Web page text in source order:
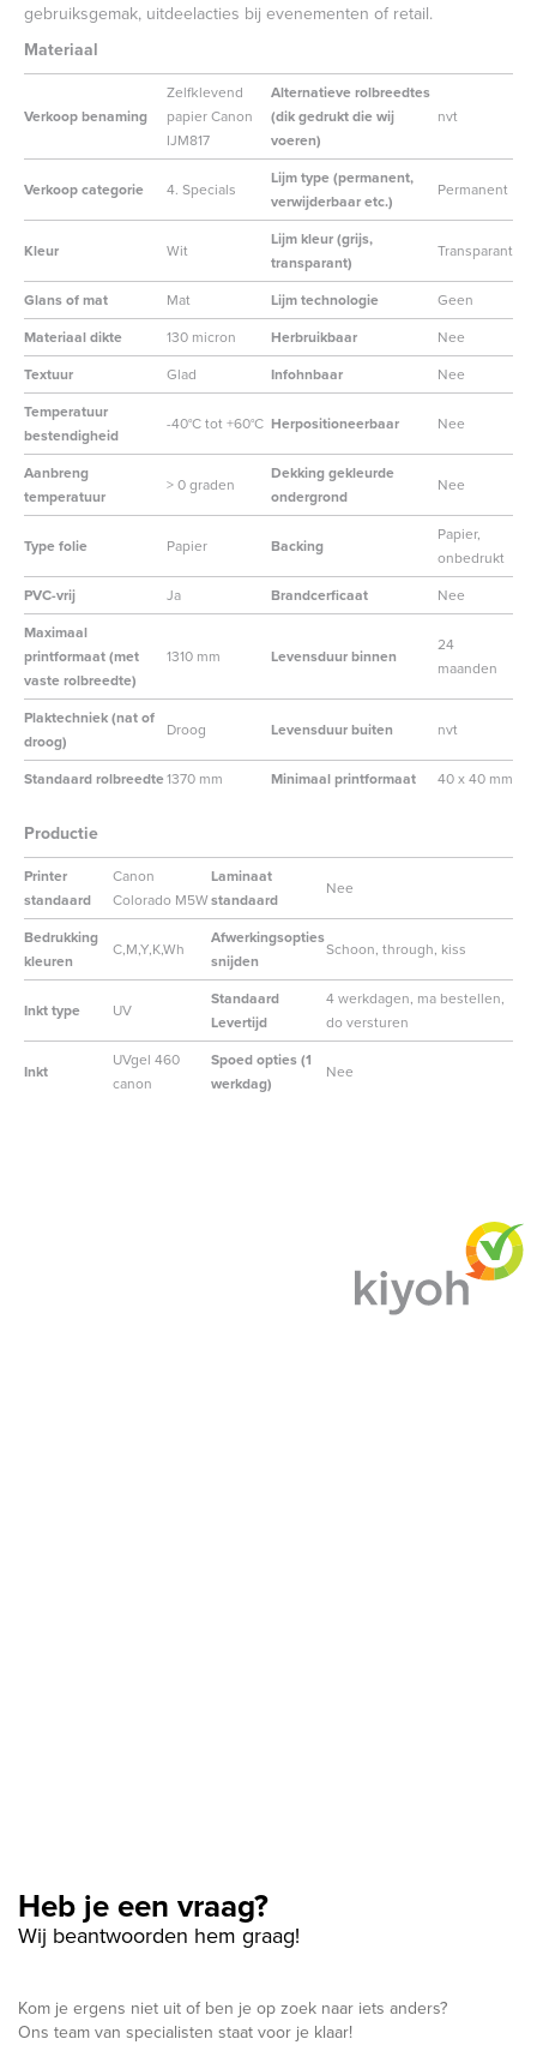
gebruiksgemak, uitdeelacties bij evenementen of retail.
Materiaal
Verkoop benaming
Zelfklevend
papier Canon
IJM817
Alternatieve rolbreedtes
(dik gedrukt die wij
voeren)
nvt
Verkoop categorie 4. Specials
Lijm type (permanent,
verwijderbaar etc.)
Permanent
Kleur Wit
Lijm kleur (grijs,
transparant)
Transparant
Glans of mat Mat Lijm technologie
Geen
Materiaal dikte
130 micron Herbruikbaar
Nee
Textuur
Glad Infohnbaar
Nee
Temperatuur
bestendigheid
-40°C tot +60°C Herpositioneerbaar Nee
Aanbreng
temperatuur
> 0 graden
Dekking gekleurde
ondergrond
Nee
Type folie Papier Backing
Papier,
onbedrukt
PVC-vrij
Ja Brandcerficaat
Nee
Maximaal
printformaat (met
vaste rolbreedte)
1310 mm Levensduur binnen
24
maanden
Plaktechniek (nat of
droog)
Droog Levensduur buiten nvt
Standaard rolbreedte1370 mm Minimaal printformaat 40 x 40 mm
Productie
Printer
standaard
Canon
Colorado M5W
Laminaat
standaard
Nee
Bedrukking
kleuren
C,M,Y,K,Wh
Afwerkingsopties
snijden
Schoon, through, kiss
Inkt type UV
Standaard
Levertijd
4 werkdagen, ma bestellen,
do versturen
Inkt
UVgel 460
canon
Spoed opties (1
werkdag)
Nee
Heb je een vraag?
Wij beantwoorden hem graag!
Kom je ergens niet uit of ben je op zoek naar iets anders?
Ons team van specialisten staat voor je klaar!